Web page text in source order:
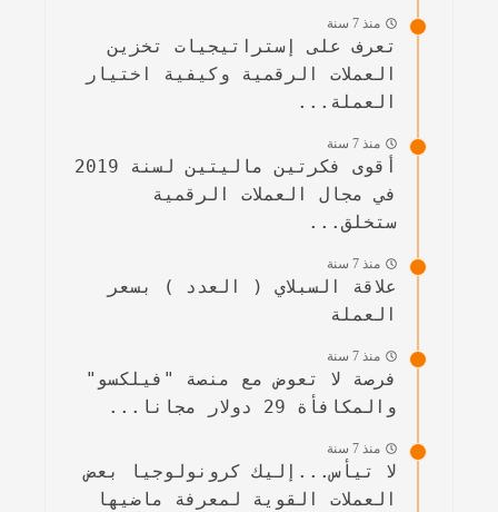
منذ 7 سنة
تعرف على إستراتيجيات تخزين
العملات الرقمية وكيفية اختيار
العملة...
منذ 7 سنة
أقوى فكرتين ماليتين لسنة 2019
في مجال العملات الرقمية
ستخلق...
منذ 7 سنة
علاقة السبلاي ( العدد ) بسعر
العملة
منذ 7 سنة
فرصة لا تعوض مع منصة "فيلكسو"
والمكافأة 29 دولار مجانا...
منذ 7 سنة
لا تيأس...إليك كرونولوجيا بعض
العملات القوية لمعرفة ماضيها